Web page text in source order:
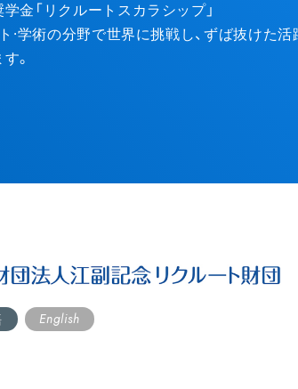
金「リクルートスカラシップ」
·学術の分野で世界に挑戦し、ずば抜けた
。
English